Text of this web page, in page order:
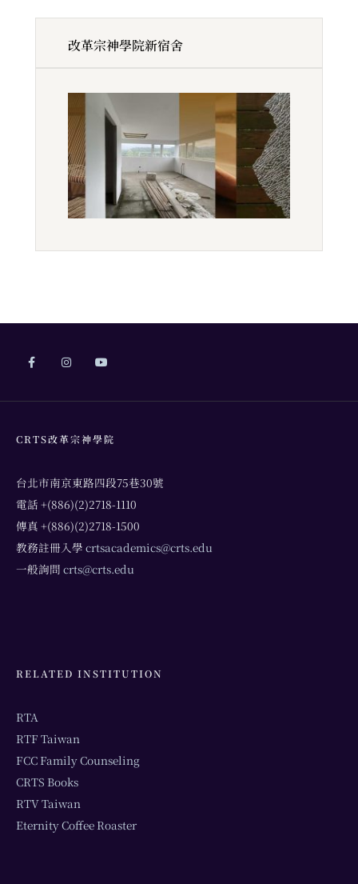
改革宗神學院新宿舍
CRTS改革宗神學院
台北市南京東路四段75巷30號
電話 +(886)(2)2718-1110
傳真 +(886)(2)2718-1500
教務註冊入學 crtsacademics@crts.edu
一般詢問 crts@crts.edu
RELATED INSTITUTION
RTA
RTF Taiwan
FCC Family Counseling
CRTS Books
RTV Taiwan
Eternity Coffee Roaster